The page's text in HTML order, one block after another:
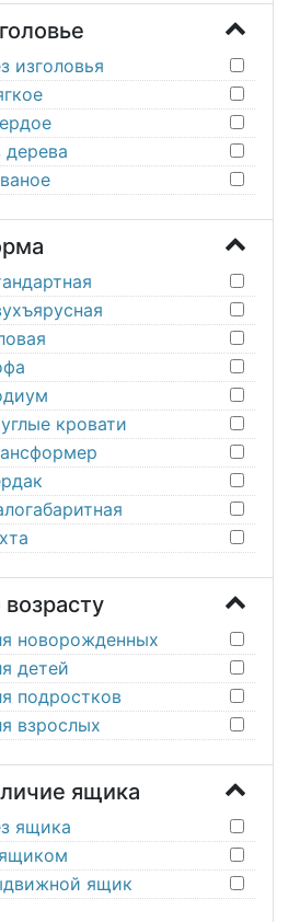
изголовья
дерева
кровати
новорожденных
детей
подростков
взрослых
ящика
ящика
ящик